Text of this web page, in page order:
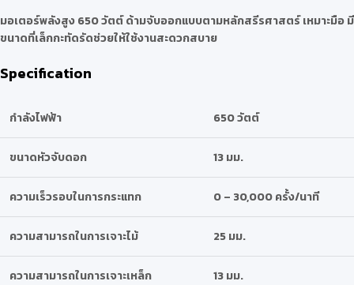
มอเตอร์พลังสูง 650 วัตต์ ด้ามจับออกแบบตามหลักสรีรศาสตร์ เหมาะมือ มี
ขนาดที่เล็กกะทัดรัดช่วยให้ใช้งานสะดวกสบาย
Specification
กำลังไฟฟ้า 650 วัตต์
ขนาดหัวจับดอก 13 มม.
ความเร็วรอบในการกระแทก 0 – 30,000 ครั้ง/นาที
ความสามารถในการเจาะไม้ 25 มม.
ความสามารถในการเจาะเหล็ก 13 มม.